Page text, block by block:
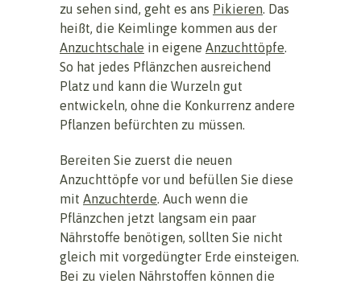
zu sehen sind, geht es ans Pikieren. Das
heißt, die Keimlinge kommen aus der
Anzuchtschale in eigene Anzuchttöpfe.
So hat jedes Pflänzchen ausreichend
Platz und kann die Wurzeln gut
entwickeln, ohne die Konkurrenz andere
Pflanzen befürchten zu müssen.
Bereiten Sie zuerst die neuen
Anzuchttöpfe vor und befüllen Sie diese
mit Anzuchterde. Auch wenn die
Pflänzchen jetzt langsam ein paar
Nährstoffe benötigen, sollten Sie nicht
gleich mit vorgedüngter Erde einsteigen.
Bei zu vielen Nährstoffen können die